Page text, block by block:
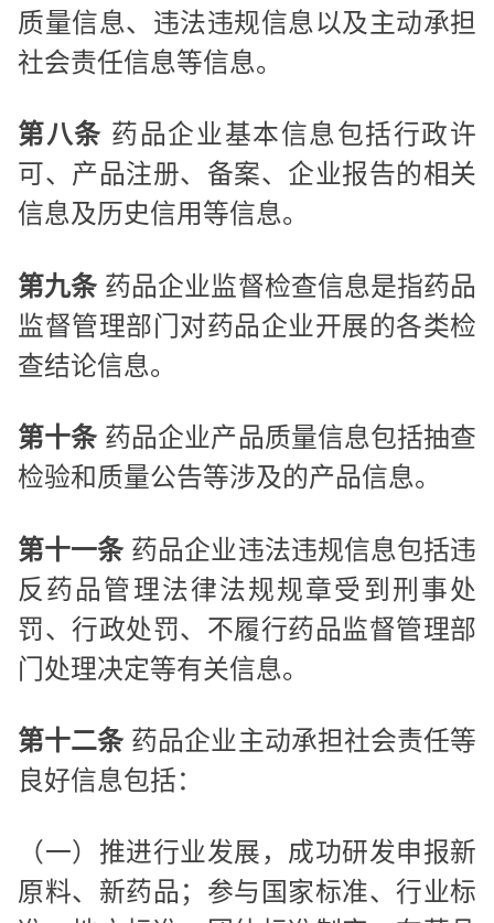
质量信息、违法违规信息以及主动承担
社会责任信息等信息。
第八条 药品企业基本信息包括行政许
可、产品注册、备案、企业报告的相关
信息及历史信用等信息。
第九条 药品企业监督检查信息是指药品
监督管理部门对药品企业开展的各类检
查结论信息。
第十条 药品企业产品质量信息包括抽查
检验和质量公告等涉及的产品信息。
第十一条 药品企业违法违规信息包括违
反药品管理法律法规规章受到刑事处
罚、行政处罚、不履行药品监督管理部
门处理决定等有关信息。
第十二条 药品企业主动承担社会责任等
良好信息包括：
（一）推进行业发展，成功研发申报新
原料、新药品；参与国家标准、行业标